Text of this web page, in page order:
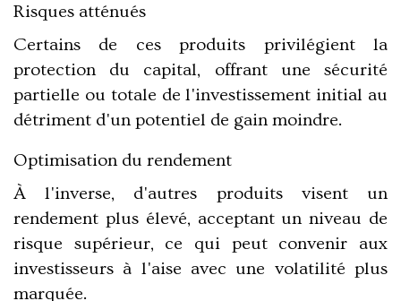
Risques atténués
Certains de ces produits privilégient la
protection du capital, offrant une sécurité
partielle ou totale de l'investissement initial au
détriment d'un potentiel de gain moindre.
Optimisation du rendement
À l'inverse, d'autres produits visent un
rendement plus élevé, acceptant un niveau de
risque supérieur, ce qui peut convenir aux
investisseurs à l'aise avec une volatilité plus
marquée.